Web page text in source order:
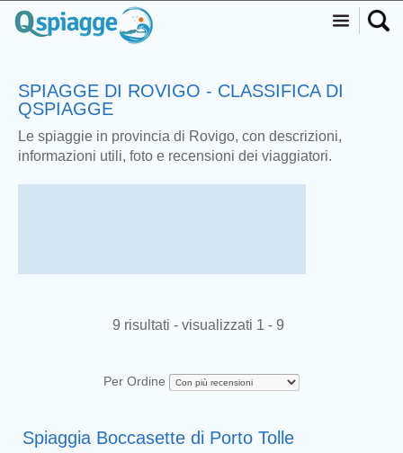
SPIAGGE DI ROVIGO - CLASSIFICA DI
QSPIAGGE
Le spiaggie in provincia di Rovigo, con descrizioni,
informazioni utili, foto e recensioni dei viaggiatori.
9 risultati - visualizzati 1 - 9
Per Ordine
Spiaggia Boccasette di Porto Tolle